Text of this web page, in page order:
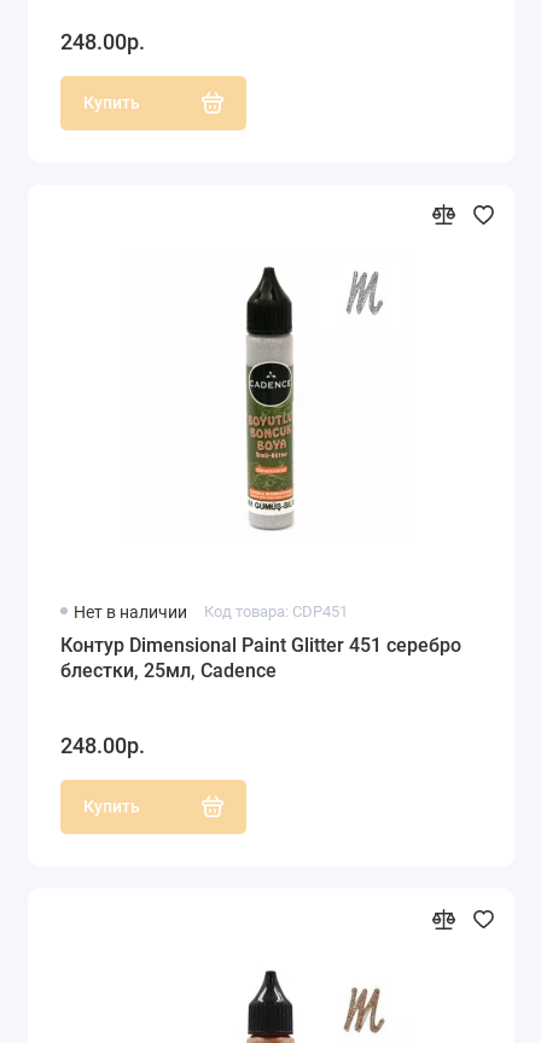
248.00р.
Купить
Нет в наличии Код товара: CDP451
Контур Dimensional Paint Glitter 451 серебро
блестки, 25мл, Cadence
248.00р.
Купить